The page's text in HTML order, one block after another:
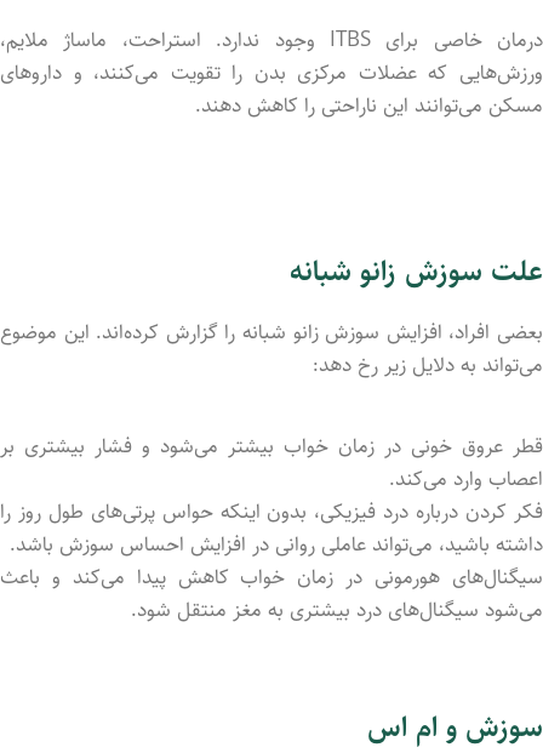
درمان خاصی برای ITBS وجود ندارد. استراحت، ماساژ ملایم،
ورزش‌هایی که عضلات مرکزی بدن را تقویت می‌کنند، و داروهای
مسکن می‌توانند این ناراحتی را کاهش دهند.
علت سوزش زانو شبانه
بعضی افراد، افزایش سوزش زانو شبانه را گزارش کرده‌اند. این موضوع
می‌تواند به دلایل زیر رخ دهد:
قطر عروق خونی در زمان خواب بیشتر می‌شود و فشار بیشتری بر
اعصاب وارد می‌کند.
فکر کردن درباره درد فیزیکی، بدون اینکه حواس پرتی‌های طول روز را
داشته باشید، می‌تواند عاملی روانی در افزایش احساس سوزش باشد.
سیگنال‌های هورمونی در زمان خواب کاهش پیدا می‌کند و باعث
می‌شود سیگنال‌های درد بیشتری به مغز منتقل شود.
سوزش و ام اس